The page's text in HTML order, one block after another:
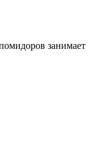
занимает